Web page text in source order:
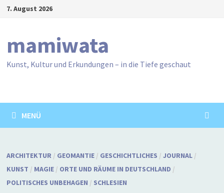
Zum7. August 2026
mamiwata
Kunst, Kultur und Erkundungen – in die Tiefe geschaut
MENÜ
ARCHITEKTUR / GEOMANTIE/ GESCHICHTLICHES / JOURNAL/
KUNST / MAGIE/ ORTE UND RÄUME IN DEUTSCHLAND /
POLITISCHES UNBEHAGEN / SCHLESIEN